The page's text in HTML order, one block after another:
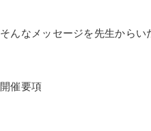
そんなメッセージを先生からい
開催要項